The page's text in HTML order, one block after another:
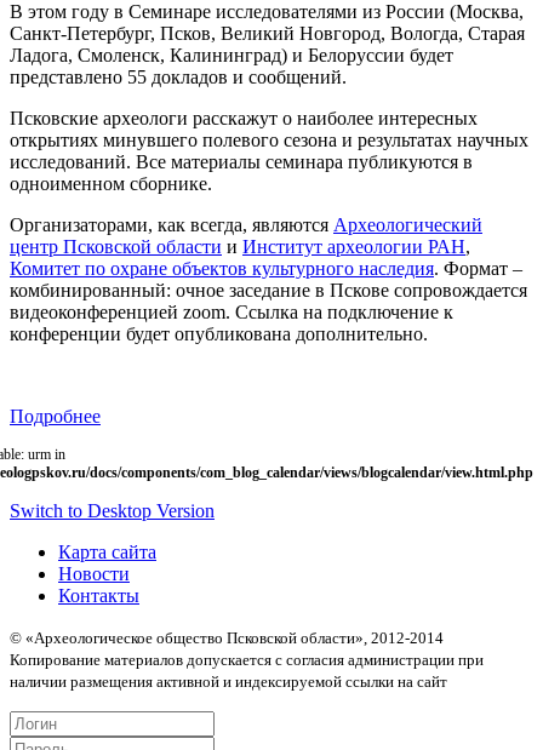
В этом году в Семинаре исследователями из России (Москва,
Санкт-Петербург, Псков, Великий Новгород, Вологда, Старая
Ладога, Смоленск, Калининград) и Белоруссии будет
представлено 55 докладов и сообщений.
Псковские археологи расскажут о наиболее интересных
открытиях минувшего полевого сезона и результатах научных
исследований. Все материалы семинара публикуются в
одноименном сборнике.
Организаторами, как всегда, являются Археологический
центр Псковской области и Институт археологии РАН,
Комитет по охране объектов культурного наследия. Формат –
комбинированный: очное заседание в Пскове сопровождается
видеоконференцией zoom. Ссылка на подключение к
конференции будет опубликована дополнительно.
Подробнее
urm in
docs/components/com_blog_calendar/views/blogcalendar/view.html.php
Switch to Desktop Version
Карта сайта
Новости
Контакты
© «Археологическое общество Псковской области», 2012-2014
Копирование материалов допускается с согласия администрации при
наличии размещения активной и индексируемой ссылки на сайт